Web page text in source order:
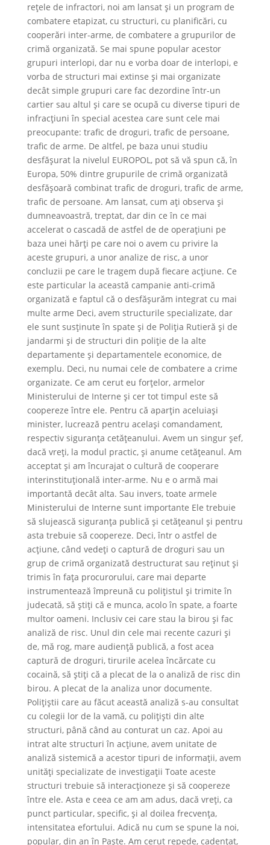
rețele de infractori, noi am lansat și un program de
combatere etapizat, cu structuri, cu planificări, cu
cooperări inter-arme, de combatere a grupurilor de
crimă organizată. Se mai spune popular acestor
grupuri interlopi, dar nu e vorba doar de interlopi, e
vorba de structuri mai extinse și mai organizate
decât simple grupuri care fac dezordine într-un
cartier sau altul și care se ocupă cu diverse tipuri de
infracțiuni în special acestea care sunt cele mai
preocupante: trafic de droguri, trafic de persoane,
trafic de arme. De altfel, pe baza unui studiu
desfășurat la nivelul EUROPOL, pot să vă spun că, în
Europa, 50% dintre grupurile de crimă organizată
desfășoară combinat trafic de droguri, trafic de arme,
trafic de persoane. Am lansat, cum ați observa și
dumneavoastră, treptat, dar din ce în ce mai
accelerat o cascadă de astfel de de operațiuni pe
baza unei hărți pe care noi o avem cu privire la
aceste grupuri, a unor analize de risc, a unor
concluzii pe care le tragem după fiecare acțiune. Ce
este particular la această campanie anti-crimă
organizată e faptul că o desfășurăm integrat cu mai
multe arme Deci, avem structurile specializate, dar
ele sunt susținute în spate și de Poliția Rutieră și de
jandarmi și de structuri din poliție de la alte
departamente și departamentele economice, de
exemplu. Deci, nu numai cele de combatere a crime
organizate. Ce am cerut eu forțelor, armelor
Ministerului de Interne și cer tot timpul este să
coopereze între ele. Pentru că aparțin aceluiași
minister, lucrează pentru același comandament,
respectiv siguranța cetățeanului. Avem un singur șef,
dacă vreți, la modul practic, și anume cetățeanul. Am
acceptat și am încurajat o cultură de cooperare
interinstituțională inter-arme. Nu e o armă mai
importantă decât alta. Sau invers, toate armele
Ministerului de Interne sunt importante Ele trebuie
să slujească siguranța publică și cetățeanul și pentru
asta trebuie să coopereze. Deci, într o astfel de
acțiune, când vedeți o captură de droguri sau un
grup de crimă organizată destructurat sau reținut și
trimis în fața procurorului, care mai departe
instrumentează împreună cu polițistul și trimite în
judecată, să știți că e munca, acolo în spate, a foarte
multor oameni. Inclusiv cei care stau la birou și fac
analiză de risc. Unul din cele mai recente cazuri și
de, mă rog, mare audiență publică, a fost acea
captură de droguri, tirurile acelea încărcate cu
cocaină, să știți că a plecat de la o analiză de risc din
birou. A plecat de la analiza unor documente.
Polițiștii care au făcut această analiză s-au consultat
cu colegii lor de la vamă, cu polițiști din alte
structuri, până când au conturat un caz. Apoi au
intrat alte structuri în acțiune, avem unitate de
analiză sistemică a acestor tipuri de informații, avem
unități specializate de investigații Toate aceste
structuri trebuie să interacționeze și să coopereze
între ele. Asta e ceea ce am am adus, dacă vreți, ca
punct particular, specific, și al doilea frecvența,
intensitatea efortului. Adică nu cum se spune la noi,
popular, din an în Paște. Am cerut repede, cadențat,